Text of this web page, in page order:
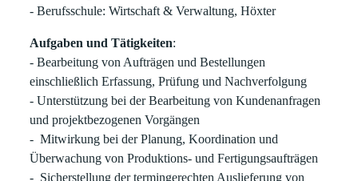
- Berufsschule: Wirtschaft & Verwaltung, Höxter
Aufgaben und Tätigkeiten:
- Bearbeitung von Aufträgen und Bestellungen
einschließlich Erfassung, Prüfung und Nachverfolgung
- Unterstützung bei der Bearbeitung von Kundenanfragen
und projektbezogenen Vorgängen
- Mitwirkung bei der Planung, Koordination und
Überwachung von Produktions- und Fertigungsaufträgen
- Sicherstellung der termingerechten Auslieferung von